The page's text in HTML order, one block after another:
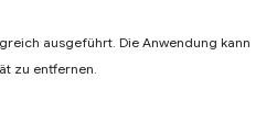
ausgeführt. Die Anwendung kann
zu entfernen.